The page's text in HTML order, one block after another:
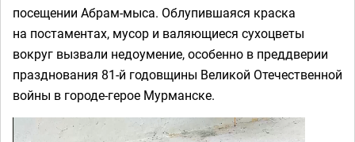
посещении Абрам-мыса. Облупившаяся краска
на постаментах, мусор и валяющиеся сухоцветы
вокруг вызвали недоумение, особенно в преддверии
празднования 81-й годовщины Великой Отечественной
войны в городе-герое Мурманске.